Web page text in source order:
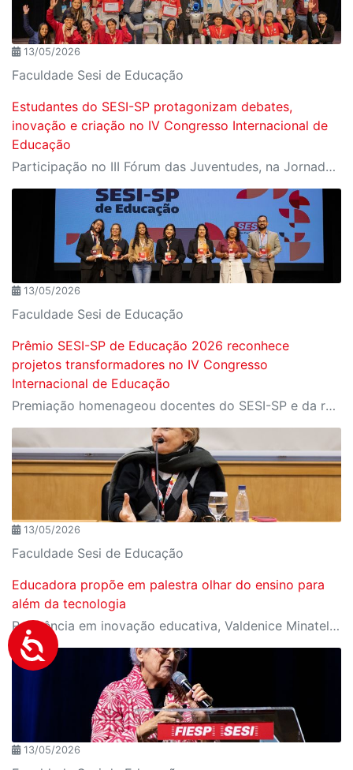
13/05/2026
Faculdade Sesi de Educação
Estudantes do SESI-SP protagonizam debates,
inovação e criação no IV Congresso Internacional de
Educação
Participação no III Fórum das Juventudes, na Jornada STEAM e no Makerthon evidenciou o protagonismo estudantil, a iniciação científica e o desenvolvimento de soluções criativas para os desafios da educação e da sociedade
13/05/2026
Faculdade Sesi de Educação
Prêmio SESI-SP de Educação 2026 reconhece
projetos transformadores no IV Congresso
Internacional de Educação
Premiação homenageou docentes do SESI-SP e da rede municipal com iniciativas voltadas à inclusão, pensamento crítico, ancestralidade, Ciência e combate à desinformação
13/05/2026
Faculdade Sesi de Educação
Educadora propõe em palestra olhar do ensino para
além da tecnologia
Referência em inovação educativa, Valdenice Minatel aponta que novo modelo de educação deve priorizar saúde emocional, ética e conexão humana
13/05/2026